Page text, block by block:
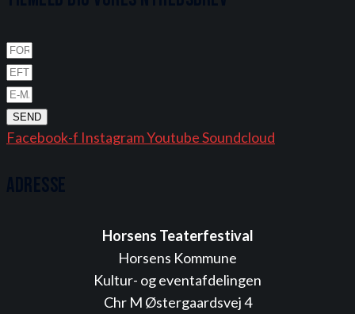
SEND
Facebook-f InstagramYoutubeSoundcloud
Horsens Teaterfestival
Horsens Kommune
Kultur- og eventafdelingen
Chr M Østergaardsvej 4